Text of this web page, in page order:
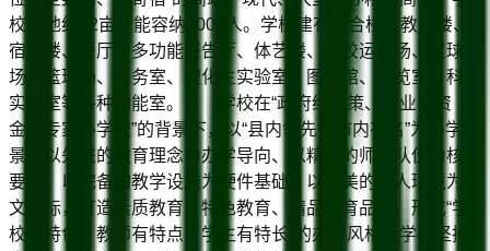
校占地约92亩，能容纳3000人。学校建有综合楼、教学楼、
宿舍楼、餐厅、多功能报告厅、体艺楼、塑胶运动场、足球
场、篮球场、医务室、理化生实验室、图书馆、阅览室、科技
实验室等各种功能室。 学校在“政府给政策、企业出资
金、专家办学校”的背景下，以“县内领先，市内有名”为办学愿
景。以先进的教育理念为办学导向、以精锐的师资队伍为核心
要求、以完备的教学设施为硬件基础、以优美的育人环境为人
文目标，打造素质教育、特色教育、精品教育品牌，形成“学
校有特色、教师有特点、学生有特长”的办学风格。学校坚持